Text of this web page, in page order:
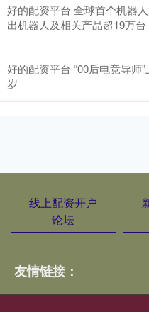
好的配资平台 全球首个机器
出机器人及相关产品超19万台
好的配资平台 “00后电竞导师
岁
线上配资开户
论坛
友情链接：